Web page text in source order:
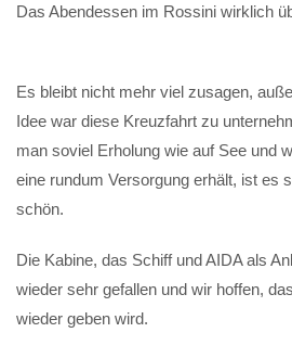
Das Abendessen im Rossini wirklich
Es bleibt nicht mehr viel zusagen,
Idee war diese Kreuzfahrt zu
man soviel Erholung wie auf See und
eine rundum Versorgung erhält, ist es
schön.
Die Kabine, das Schiff und AIDA als
wieder sehr gefallen und wir hoffen,
wieder geben wird.